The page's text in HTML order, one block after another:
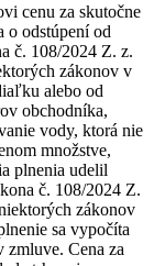
cenu za skutočne
o odstúpení od
č. 108/2024 Z. z.
zákonov v
alebo od
obchodníka,
vody, ktorá nie
množstve,
plnenia udelil
č. 108/2024 Z.
zákonov
sa vypočíta
zmluve. Cena za